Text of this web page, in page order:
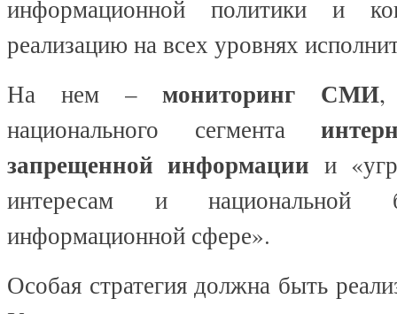
информационной политики и
реализацию на всех уровнях
На нем –мониторинг СМИ,
национального сегмента
запрещенной информации и
интересам и национальной
информационной сфере».
Особая стратегия должна быть